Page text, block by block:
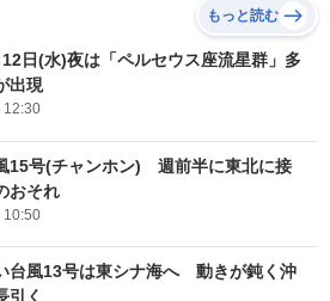
もっと読む
日(水)夜は「ペルセウス座流星群」多
出現
12:30
15号(チャンホン) 週前半に東北に接
おそれ
10:50
台風13号は東シナ海へ 動きが鈍く沖
引く